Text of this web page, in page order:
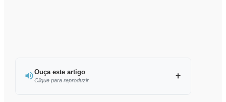
Ouça este artigo
Clique para reproduzir